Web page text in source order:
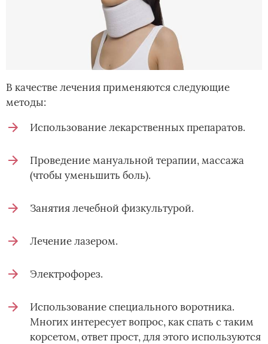
В качестве лечения применяются следующие
методы:
Использование лекарственных препаратов.
Проведение мануальной терапии, массажа
(чтобы уменьшить боль).
Занятия лечебной физкультурой.
Лечение лазером.
Электрофорез.
Использование специального воротника.
Многих интересует вопрос, как спать с таким
корсетом, ответ прост, для этого используются